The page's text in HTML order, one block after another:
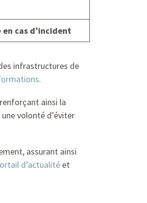
cas d’incident
infrastructures de
.
ainsi la
volonté d’éviter
assurant ainsi
d’actualité et